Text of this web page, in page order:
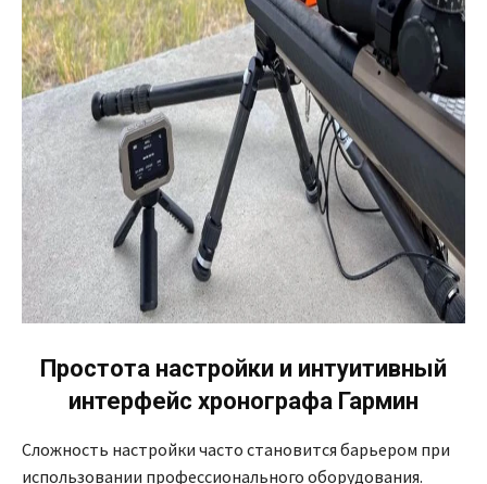
Простота настройки и интуитивный
интерфейс хронографа Гармин
Сложность настройки часто становится барьером при
использовании профессионального оборудования.